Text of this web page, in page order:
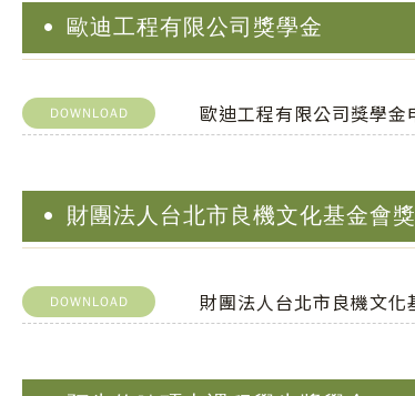
歐迪工程有限公司獎學金
DOWNLOAD 歐迪工程有限公司獎學金
財團法人台北市良機文化基金會
DOWNLOAD 財團法人台北市良機文